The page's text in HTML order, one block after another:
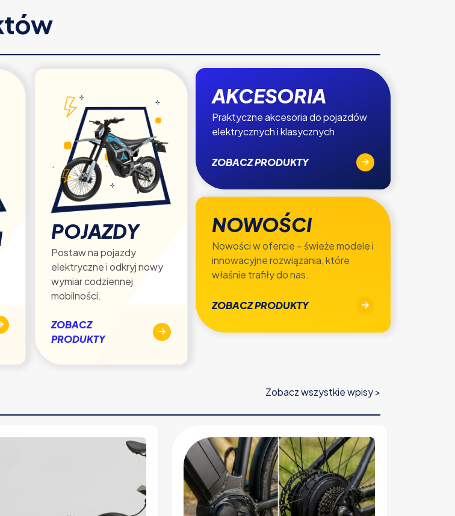
POJAZDY
Postaw na pojazdy
elektryczne i odkryj nowy
wymiar codziennej
mobilności.
ZOBACZ
PRODUKTY
AKCESORIA
Praktyczne akcesoria do pojazdów
elektrycznych i klasycznych
ZOBACZ PRODUKTY
NOWOŚCI
Nowości w ofercie – świeże modele i
innowacyjne rozwiązania, które
właśnie trafiły do nas.
ZOBACZ PRODUKTY
Zobacz wszystkie wpisy >